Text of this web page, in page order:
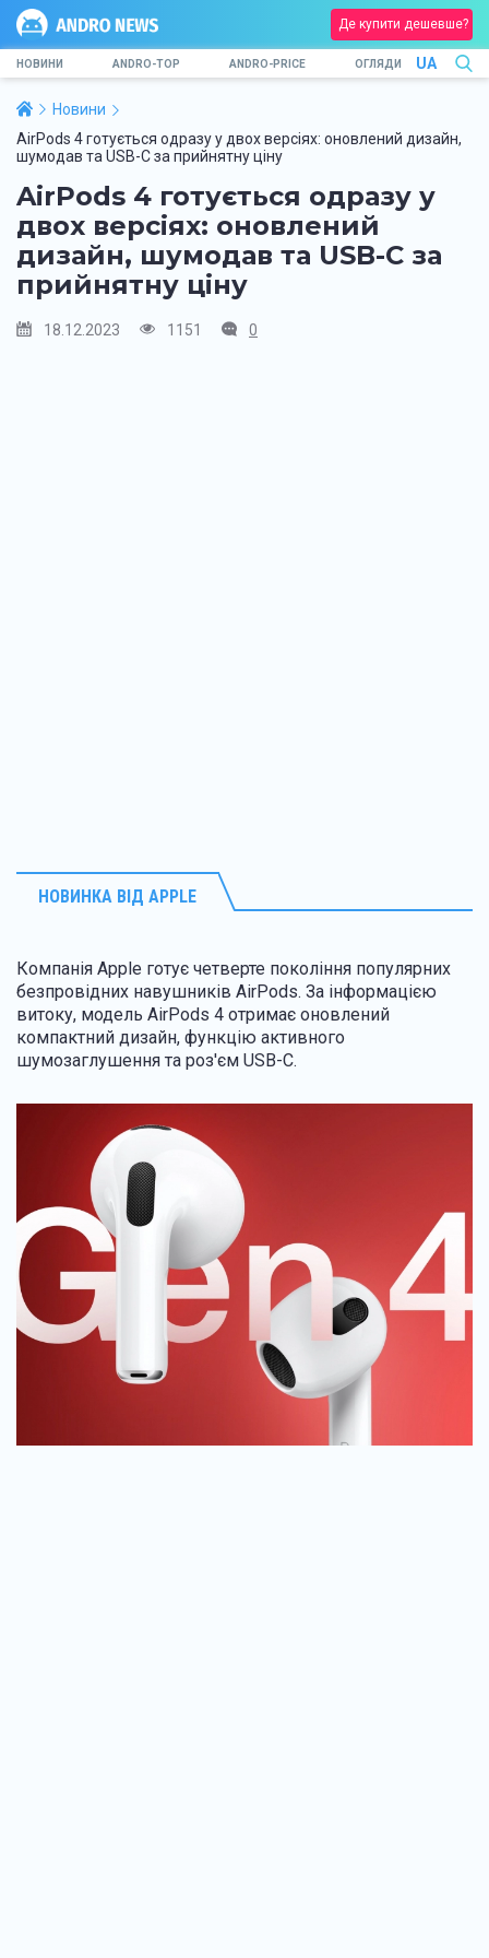
Де купити дешевше?
НОВИНИ ANDRO-TOP ANDRO-PRICE ОГЛЯДИ UA
Новини
AirPods 4 готується одразу у двох версіях: оновлений дизайн,
шумодав та USB-C за прийнятну ціну
AirPods 4 готується одразу у
двох версіях: оновлений
дизайн, шумодав та USB-C за
прийнятну ціну
18.12.2023 1151 0
НОВИНКА ВІД APPLE
Компанія Apple готує четверте покоління популярних
безпровідних навушників AirPods. За інформацією
витоку, модель AirPods 4 отримає оновлений
компактний дизайн, функцію активного
шумозаглушення та роз'єм USB-C.